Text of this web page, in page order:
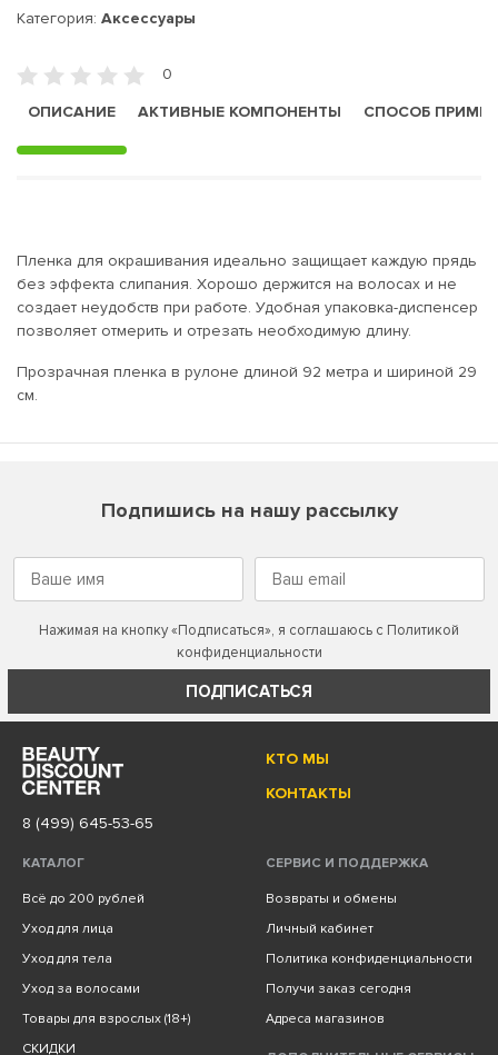
Категория: Аксессуары
0
ОПИСАНИЕ
АКТИВНЫЕ КОМПОНЕНТЫ СПОСОБ
Пленка для окрашивания идеально защищает каждую прядь
без эффекта слипания. Хорошо держится на волосах и не
создает неудобств при работе. Удобная упаковка-диспенсер
позволяет отмерить и отрезать необходимую длину.
Прозрачная пленка в рулоне длиной 92 метра и шириной 29
см.
Подпишись на нашу рассылку
Нажимая на кнопку «Подписаться», я соглашаюсь с Политикой
конфиденциальности
ПОДПИСАТЬСЯ
КТО МЫ
КОНТАКТЫ
8 (499) 645-53-65
КАТАЛОГ
Всё до 200 рублей
Уход для лица
Уход для тела
Уход за волосами
Товары для взрослых (18+)
СКИДКИ
СЕРВИС И ПОДДЕРЖКА
Возвраты и обмены
Личный кабинет
Политика конфиденциальности
Получи заказ сегодня
Адреса магазинов